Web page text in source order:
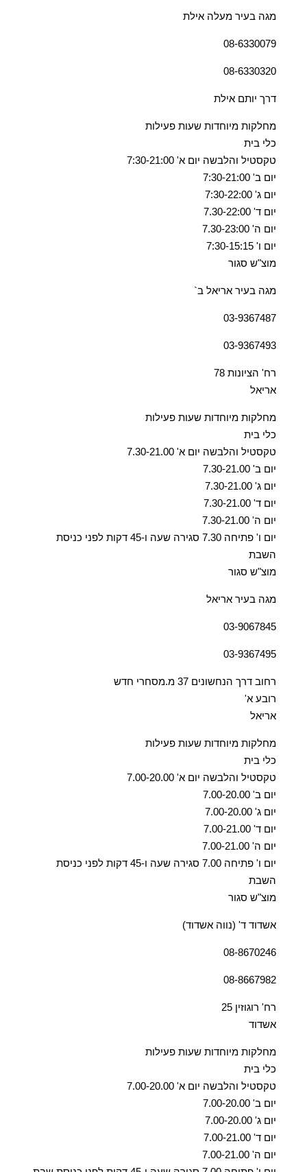
מגה בעיר מעלה אילת
08-6330079
08-6330320
דרך יותם אילת
מחלקות מיוחדות שעות פעילות
כלי בית
טקסטיל והלבשה יום א' 7:30-21:00
יום ב' 7:30-21:00
יום ג' 7:30-22:00
יום ד' 7.30-22:00
יום ה' 7.30-23:00
יום ו' 7:30-15:15
מוצ"ש סגור
מגה בעיר אריאל ב`
03-9367487
03-9367493
רח' הציונות 78
אריאל
מחלקות מיוחדות שעות פעילות
כלי בית
טקסטיל והלבשה יום א' 7.30-21.00
יום ב' 7.30-21.00
יום ג' 7.30-21.00
יום ד' 7.30-21.00
יום ה' 7.30-21.00
יום ו' פתיחה 7.30 סגירה שעה ו-45 דקות לפני כניסת
השבת
מוצ"ש סגור
מגה בעיר אריאל
03-9067845
03-9367495
רחוב דרך הנחשונים 37 מ.מסחרי חדש
רובע א'
אריאל
מחלקות מיוחדות שעות פעילות
כלי בית
טקסטיל והלבשה יום א' 7.00-20.00
יום ב' 7.00-20.00
יום ג' 7.00-20.00
יום ד' 7.00-21.00
יום ה' 7.00-21.00
יום ו' פתיחה 7.00 סגירה שעה ו-45 דקות לפני כניסת
השבת
מוצ"ש סגור
אשדוד ד' (נווה אשדוד)
08-8670246
08-8667982
רח' רוגוזין 25
אשדוד
מחלקות מיוחדות שעות פעילות
כלי בית
טקסטיל והלבשה יום א' 7.00-20.00
יום ב' 7.00-20.00
יום ג' 7.00-20.00
יום ד' 7.00-21.00
יום ה' 7.00-21.00